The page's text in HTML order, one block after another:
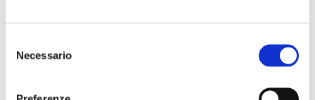
delNecessario